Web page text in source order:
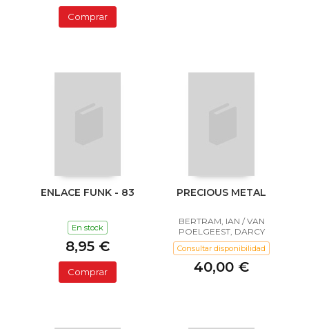
Comprar
ENLACE FUNK - 83
En stock
8,95 €
Comprar
PRECIOUS METAL
BERTRAM, IAN / VAN
POELGEEST, DARCY
Consultar disponibilidad
40,00 €